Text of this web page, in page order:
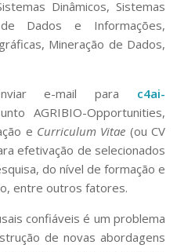
Dinâmicos, Sistemas
de Dados e Informações,
Mineração de Dados,
e-mail para c4ai-
AGRIBIO-Opportunities,
e Curriculum Vitae (ou CV
efetivação de selecionados
do nível de formação e
entre outros fatores.
confiáveis ​​é um problema
de novas abordagens